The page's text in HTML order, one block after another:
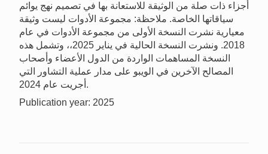
أجزاء ذات صلة من الوثيقة للاستعانة بها في تصميم نهج يوائم
سياقاتها الخاصة. ملاحظة: مجموعة الأدوات ليست وثيقة
معيارية نشرت النسخة الأولى من مجموعة الأدوات في عام
2018. ونشرت النسخة الحالية في يناير 2025،، وتشمل هذه
النسخة المساهمات الواردة من الدول الأعضاء وأصحاب
المصالح الآخرين في الويبو على مدار عملية التشاور التي
أجريت عام 2024.
Publication year: 2025